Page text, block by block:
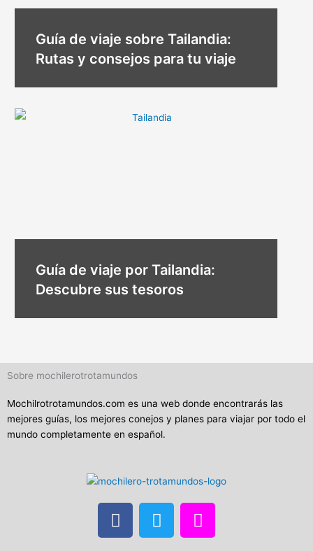
Guía de viaje sobre Tailandia:
Rutas y consejos para tu viaje
Guía de viaje por Tailandia:
Descubre sus tesoros
Sobre mochilerotrotamundos
Mochilrotrotamundos.com es una web donde encontrarás las
mejores guías, los mejores conejos y planes para viajar por todo el
mundo completamente en español.
F
a
T
w
I
n